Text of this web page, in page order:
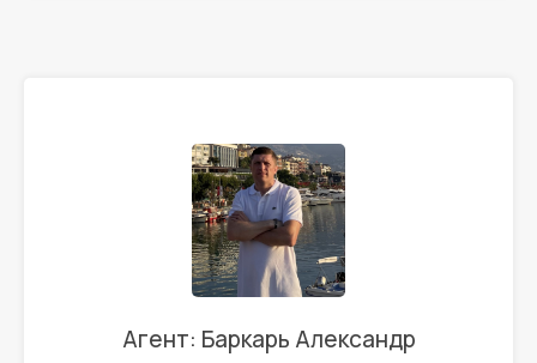
Агент: Баркарь Александр